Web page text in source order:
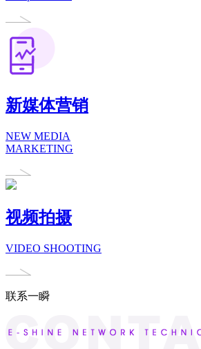
新媒体营销
NEW MEDIA
MARKETING
视频拍摄
VIDEO SHOOTING
联系一瞬